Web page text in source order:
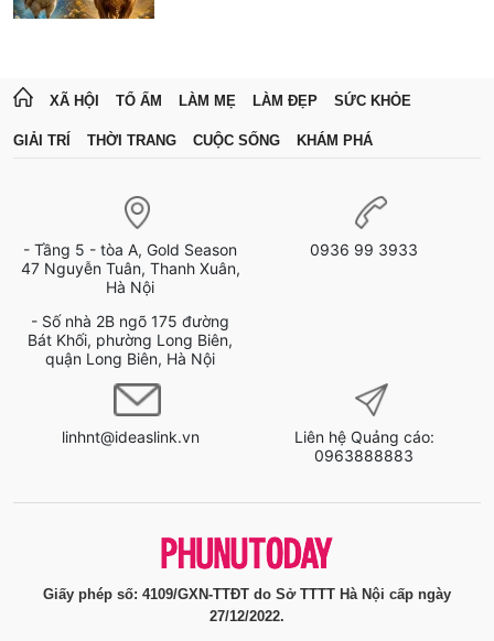
XÃ HỘI TỔ ẤM LÀM MẸ LÀM ĐẸP SỨC KHỎE
GIẢI TRÍ THỜI TRANG CUỘC SỐNG KHÁM PHÁ
- Tầng 5 - tòa A, Gold Season
47 Nguyễn Tuân, Thanh Xuân,
Hà Nội
- Số nhà 2B ngõ 175 đường
Bát Khối, phường Long Biên,
quận Long Biên, Hà Nội
0936 99 3933
linhnt@ideaslink.vn
Liên hệ Quảng cáo:
0963888883
Giấy phép số: 4109/GXN-TTĐT do Sở TTTT Hà Nội cấp ngày
27/12/2022.